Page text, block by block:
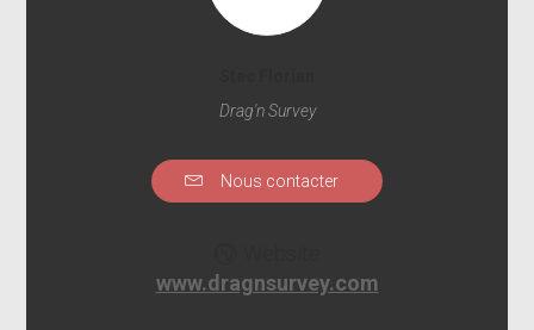
Drag'n Survey
Nous contacter
www.dragnsurvey.com